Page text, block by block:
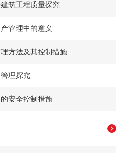
筑工程质量探究
管理中的意义
方法及其控制措施
理探究
安全控制措施